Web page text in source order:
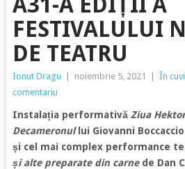
FESTIVALULUI
DE TEATRU
Ionut Dragu noiembrie 5, 2021 În
comentariu
Instalația performativă Ziua
Decameronullui Giovanni
și cel mai complex performance
și alte preparate din carnede Dan